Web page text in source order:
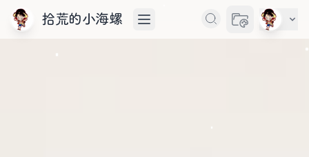
拾荒的小海螺 切换主题